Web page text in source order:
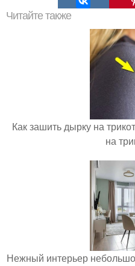
Читайте также
Как зашить дырку на
на
Нежный интерьер